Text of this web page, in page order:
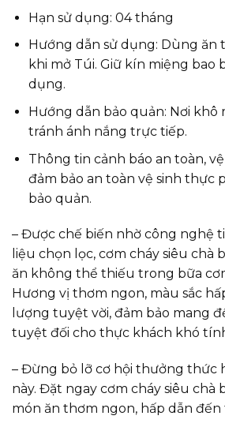
Hạn sử dụng: 04 tháng
Hướng dẫn sử dụng: Dùng ăn
khi mở Túi. Giữ kín miệng bao
dụng.
Hướng dẫn bảo quản: Nơi khô
tránh ánh nắng trực tiếp.
Thông tin cảnh báo an toàn,
đảm bảo an toàn vệ sinh thực
bảo quản.
– Được chế biến nhờ công nghệ
liệu chọn lọc, cơm cháy siêu chà
ăn không thể thiếu trong bữa
Hương vị thơm ngon, màu sắc
lượng tuyệt vời, đảm bảo mang
tuyệt đối cho thực khách khó
– Đừng bỏ lỡ cơ hội thưởng thức
này. Đặt ngay cơm cháy siêu chà
món ăn thơm ngon, hấp dẫn